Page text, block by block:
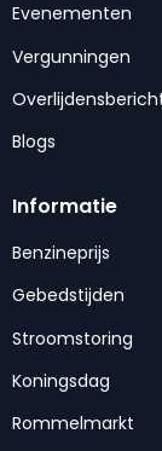
Evenementen
Vergunningen
Blogs
Informatie
Benzineprijs
Gebedstijden
Stroomstoring
Koningsdag
Rommelmarkt